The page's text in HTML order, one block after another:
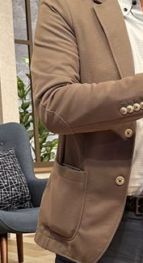
建豪周渝民真面目
20:31
15:27
直播 18:00
奢大道」逐漸成形
千萬頭獎超「爸」氣
職涯論壇9/12登場！